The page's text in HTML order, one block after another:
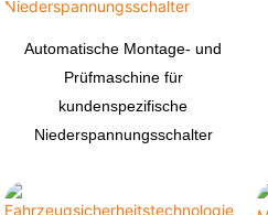
Automatische Montage- und
Prüfmaschine für
kundenspezifische
Niederspannungsschalter